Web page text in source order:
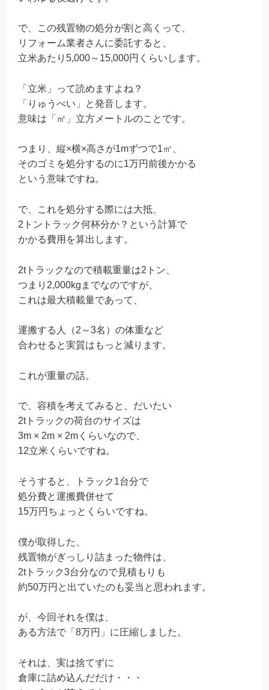
で、この残置物の処分が割と高くって、
リフォーム業者さんに委託すると、
立米あたり 5,000～ 15,000円くらいします。
「立米」って読めますよね？
「りゅうべい」と発音します。
意味は「㎥」立方メートルのことです。
つまり、縦×横×高さが1mずつで1㎥、
そのゴミを処分するのに1万円前後かかる
という意味ですね。
で、これを処分する際には大抵、
2 トントラック何杯分か？という計算で
かかる費用を算出します。
2tトラックなので積載重量は2 トン、
つまり 2,000kg までなのですが、
これは最大積載量であって、
運搬する人（2 ～3名）の体重など
合わせると実質はもっと減ります。
これが重量の話。
で、容積を考えてみると、だいたい
2tトラックの荷台のサイズは
3m × 2m × 2m くらいなので、
12立米くらいですね。
そうすると、トラック 1台分で
処分費と運搬費併せて
15万円ちょっとくらいですね。
僕が取得した、
残置物がぎっしり詰まった物件は、
2tトラック3台分なので見積もりも
約50万円と出ていたのも妥当と思われます。
が、今回それを僕は、
ある方法で「 8万円」に圧縮しました。
それは、実は捨てずに
倉庫に詰め込んだだけ・・・